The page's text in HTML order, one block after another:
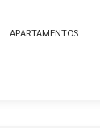
APARTAMENTOS